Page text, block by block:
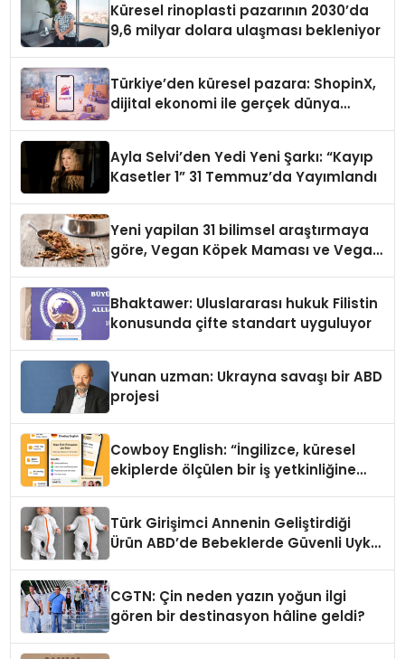
Küresel rinoplasti pazarının 2030’da
9,6 milyar dolara ulaşması bekleniyor
Türkiye’den küresel pazara: ShopinX,
dijital ekonomi ile gerçek dünya
Ayla Selvi’den Yedi Yeni Şarkı: “Kayıp
Kasetler 1” 31 Temmuz’da Yayımlandı
Yeni yapilan 31 bilimsel araştırmaya
göre, Vegan Köpek Maması ve Vegan
Bhaktawer: Uluslararası hukuk Filistin
konusunda çifte standart uyguluyor
Yunan uzman: Ukrayna savaşı bir ABD
projesi
Cowboy English: “İngilizce, küresel
ekiplerde ölçülen bir iş yetkinliğine
Türk Girişimci Annenin Geliştirdiği
Ürün ABD’de Bebeklerde Güvenli Uyku
CGTN: Çin neden yazın yoğun ilgi
gören bir destinasyon hâline geldi?